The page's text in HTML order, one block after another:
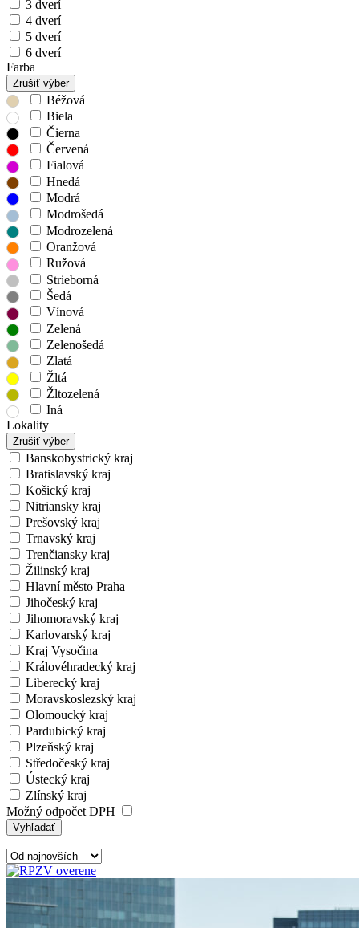
3 dverí
4 dverí
5 dverí
6 dverí
Farba
Zrušiť výber
Béžová
Biela
Čierna
Červená
Fialová
Hnedá
Modrá
Modrošedá
Modrozelená
Oranžová
Ružová
Strieborná
Šedá
Vínová
Zelená
Zelenošedá
Zlatá
Žltá
Žltozelená
Iná
Lokality
Zrušiť výber
Banskobystrický kraj
Bratislavský kraj
Košický kraj
Nitriansky kraj
Prešovský kraj
Trnavský kraj
Trenčiansky kraj
Žilinský kraj
Hlavní město Praha
Jihočeský kraj
Jihomoravský kraj
Karlovarský kraj
Kraj Vysočina
Královéhradecký kraj
Liberecký kraj
Moravskoslezský kraj
Olomoucký kraj
Pardubický kraj
Plzeňský kraj
Středočeský kraj
Ústecký kraj
Zlínský kraj
Možný odpočet DPH
Vyhľadať